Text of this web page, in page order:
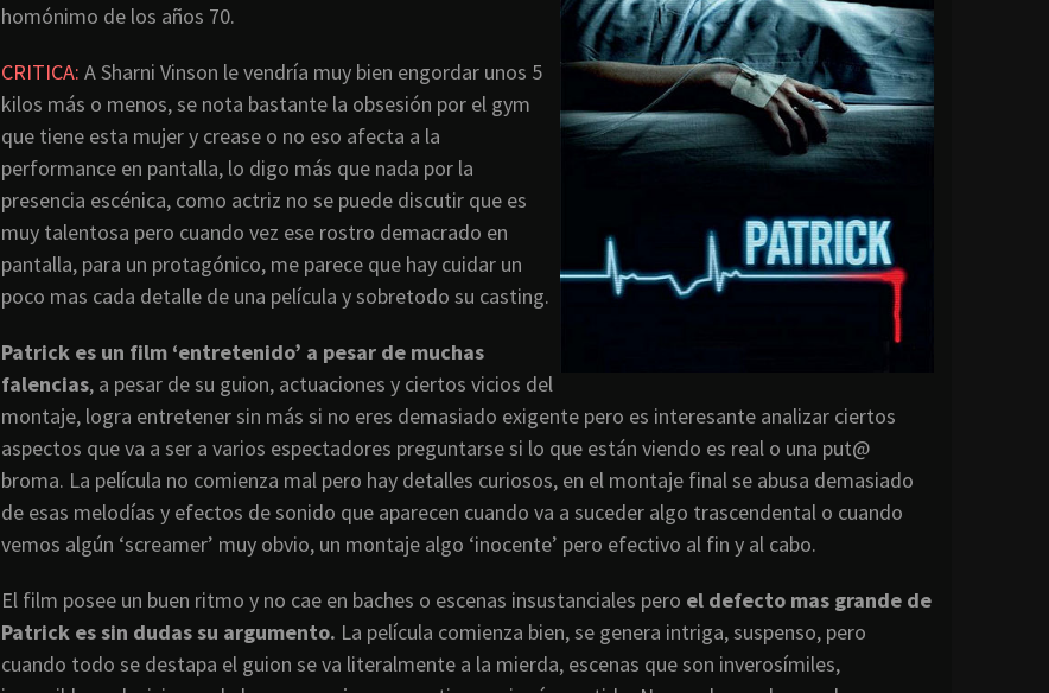
homónimo de los años 70.
CRITICA: A Sharni Vinson le vendría muy bien engordar unos 5
kilos más o menos, se nota bastante la obsesión por el gym
que tiene esta mujer y crease o no eso afecta a la
performance en pantalla, lo digo más que nada por la
presencia escénica, como actriz no se puede discutir que es
muy talentosa pero cuando vez ese rostro demacrado en
pantalla, para un protagónico, me parece que hay cuidar un
poco mas cada detalle de una película y sobretodo su casting.
Patrick es un film ‘entretenido’ a pesar de muchas
falencias, a pesar de su guion, actuaciones y ciertos vicios del
montaje, logra entretener sin más si no eres demasiado exigente pero es interesante analizar ciertos
aspectos que va a ser a varios espectadores preguntarse si lo que están viendo es real o una put@
broma. La película no comienza mal pero hay detalles curiosos, en el montaje final se abusa demasiado
de esas melodías y efectos de sonido que aparecen cuando va a suceder algo trascendental o cuando
vemos algún ‘screamer’ muy obvio, un montaje algo ‘inocente’ pero efectivo al fin y al cabo.
El film posee un buen ritmo y no cae en baches o escenas insustanciales pero el defecto mas grande de
Patrick es sin dudas su argumento. La película comienza bien, se genera intriga, suspenso, pero
cuando todo se destapa el guion se va literalmente a la mierda, escenas que son inverosímiles,